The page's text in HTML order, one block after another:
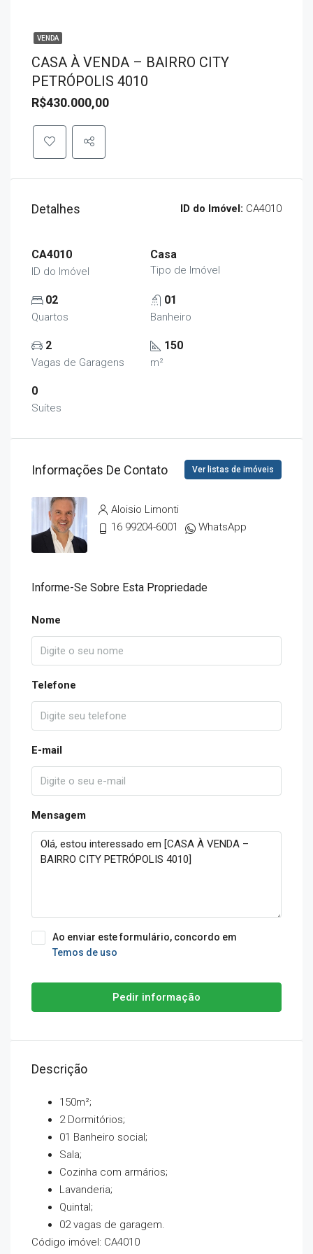
VENDA
CASA À VENDA – BAIRRO CITY
PETRÓPOLIS 4010
R$430.000,00
Detalhes ID do Imóvel: CA4010
CA4010
ID do Imóvel
Casa
Tipo de Imóvel
02
Quartos
01
Banheiro
2
Vagas de Garagens
150
m²
0
Suítes
Informações De Contato Ver listas de imóveis
Aloisio Limonti
16 99204-6001
WhatsApp
Informe-Se Sobre Esta Propriedade
Nome
Telefone
E-mail
Mensagem
Ao enviar este formulário, concordo em
Temos de uso
Pedir informação
Descrição
150m²;
2 Dormitórios;
01 Banheiro social;
Sala;
Cozinha com armários;
Lavanderia;
Quintal;
02 vagas de garagem.
Código imóvel: CA4010